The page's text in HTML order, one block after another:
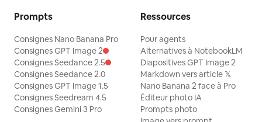
Prompts
Consignes Nano Banana Pro
Consignes GPT Image 2
Consignes Seedance 2.5
Consignes Seedance 2.0
Consignes GPT Image 1.5
Consignes Seedream 4.5
Consignes Gemini 3 Pro
Ressources
Pour agents
Alternatives à NotebookLM
Diapositives GPT Image 2
Markdown vers article 𝕏
Nano Banana 2 face à Pro
Éditeur photo IA
Prompts photo